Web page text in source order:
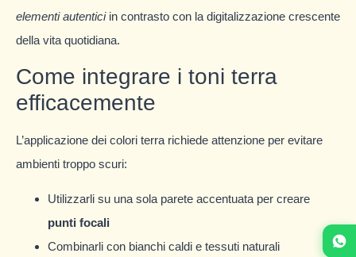
elementi autenticiin contrasto con la digitalizzazione crescente
della vita quotidiana.
Come integrare i toni terra
efficacemente
L’applicazione dei colori terra richiede attenzione per evitare
ambienti troppo scuri:
Utilizzarli su una sola parete accentuata per creare
punti focali
Combinarli con bianchi caldi e tessuti naturali